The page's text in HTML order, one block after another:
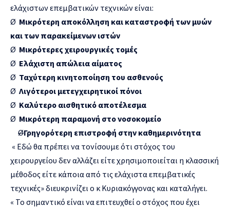
ελάχιστων επεμβατικών τεχνικών είναι:
Ø Μικρότερη αποκόλληση και καταστροφή των μυών
και των παρακείμενων ιστών
Ø Μικρότερες χειρουργικές τομές
Ø Ελάχιστη απώλεια αίματος
Ø Ταχύτερη κινητοποίηση του ασθενούς
Ø Λιγότεροι μετεγχειρητικοί πόνοι
Ø Καλύτερο αισθητικό αποτέλεσμα
Ø Μικρότερη παραμονή στο νοσοκομείο
ØΓρηγορότερη επιστροφή στην καθημερινότητα
« Εδώ θα πρέπει να τονίσουμε ότι στόχος του
χειρουργείου δεν αλλάζει είτε χρησιμοποιείται η κλασσική
μέθοδος είτε κάποια από τις ελάχιστα επεμβατικές
τεχνικές» διευκρινίζει ο κ Κυριακόγγονας και καταλήγει.
« Το σημαντικό είναι να επιτευχθεί ο στόχος που έχει